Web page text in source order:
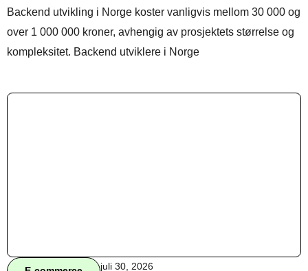
Backend utvikling i Norge koster vanligvis mellom 30 000 og
over 1 000 000 kroner, avhengig av prosjektets størrelse og
kompleksitet. Backend utviklere i Norge
juli 30, 2026
Behandle ditt samtykke
For å gi best mulig opplevelse bruker vi
informasjonskapsler for å lagre eller få tilgang til